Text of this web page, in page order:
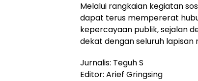
Melalui rangkaian kegiatan
dapat terus mempererat
kepercayaan publik, sejalan
dekat dengan seluruh lapisan
Jurnalis: Teguh S
Editor: Arief Gringsing